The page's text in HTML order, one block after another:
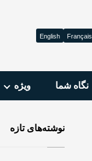
Français
English
نگاه شما ویژه‌
نوشته‌های تازه